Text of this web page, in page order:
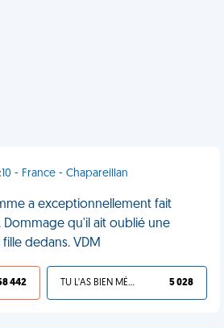
- France - Chapareillan
a exceptionnellement fait
qu'il ait oublié une
dedans. VDM
442 TU L'AS BIEN MÉRITÉ 5 028